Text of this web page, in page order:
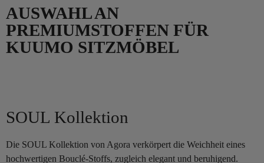
AUSWAHL AN
PREMIUMSTOFFEN FÜR
KUUMO SITZMÖBEL
SOUL Kollektion
Die SOUL Kollektion von Agora verkörpert die Weichheit eines
hochwertigen Bouclé-Stoffs, zugleich elegant und beruhigend.